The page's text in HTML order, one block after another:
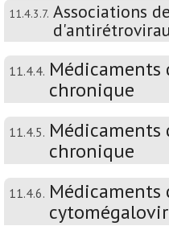
11.4.3.7. Associations
11.4.4.
chronique
11.4.5. Médicaments
chronique
11.4.6. Médicaments